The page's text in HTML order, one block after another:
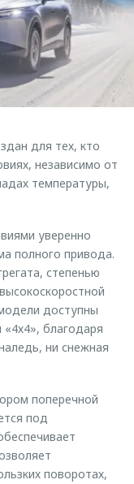
для тех, кто
независимо от
температуры,
уверенно
полного привода.
степенью
доступны
благодаря
ни снежная
поперечной
под
поворотах,